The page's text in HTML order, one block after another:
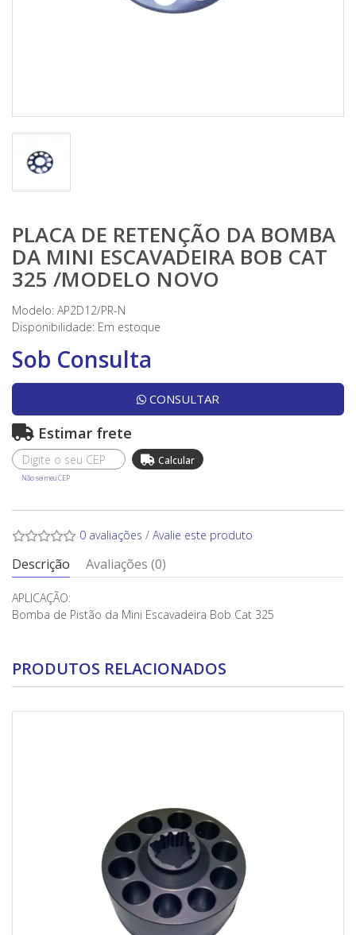
PLACA DE RETENÇÃO DA BOMBA
DA MINI ESCAVADEIRA BOB CAT
325 /MODELO NOVO
Modelo: AP2D12/PR-N
Disponibilidade: Em estoque
Sob Consulta
CONSULTAR
Estimar frete
Não sei meu CEP
0 avaliações / Avalie este produto
Descrição Avaliações (0)
APLICAÇÃO:
Bomba de Pistão da Mini Escavadeira Bob Cat 325
PRODUTOS RELACIONADOS